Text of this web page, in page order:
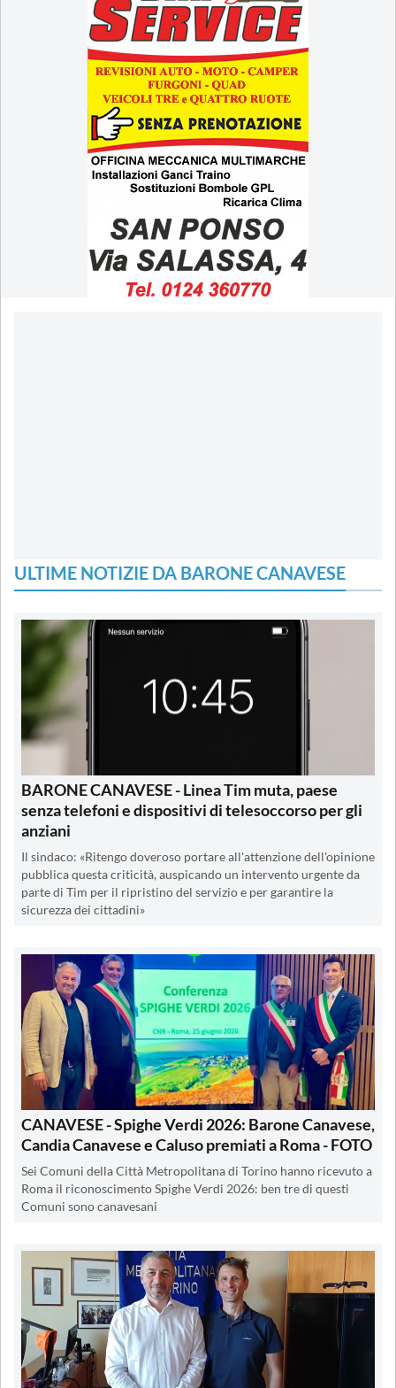
ULTIME NOTIZIE DA BARONE CANAVESE
BARONE CANAVESE - Linea Tim muta, paese
senza telefoni e dispositivi di telesoccorso per gli
anziani
Il sindaco: «Ritengo doveroso portare all'attenzione dell'opinione
pubblica questa criticità, auspicando un intervento urgente da
parte di Tim per il ripristino del servizio e per garantire la
sicurezza dei cittadini»
CANAVESE - Spighe Verdi 2026: Barone Canavese,
Candia Canavese e Caluso premiati a Roma - FOTO
Sei Comuni della Città Metropolitana di Torino hanno ricevuto a
Roma il riconoscimento Spighe Verdi 2026: ben tre di questi
Comuni sono canavesani